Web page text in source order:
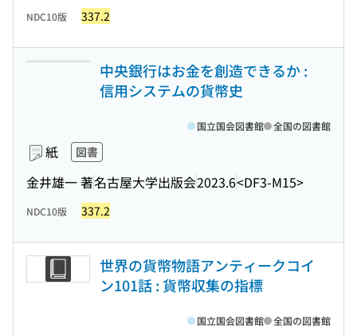
NDC10版 337.2
中央銀行はお金を創造できるか :
信用システムの貨幣史
紙 図書
金井雄一 著名古屋大学出版会2023.6<DF3-M15>
国立国会図書館 全国の図書館
NDC10版 337.2
世界の貨幣物語アンティークコイ
ン101話 : 貨幣収集の指標
国立国会図書館 全国の図書館